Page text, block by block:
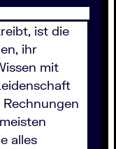
ist die
ihr
mit
Rechnungen
alles